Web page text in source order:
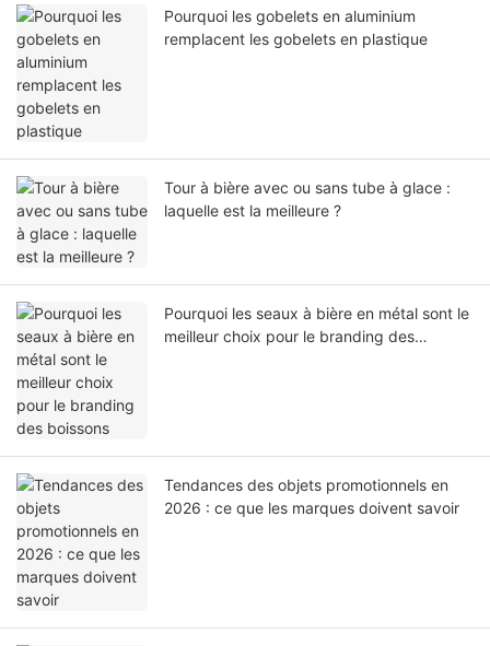
Pourquoi les gobelets en aluminium
remplacent les gobelets en plastique
Tour à bière avec ou sans tube à glace :
laquelle est la meilleure ?
Pourquoi les seaux à bière en métal sont le
meilleur choix pour le branding des
Tendances des objets promotionnels en
2026 : ce que les marques doivent savoir